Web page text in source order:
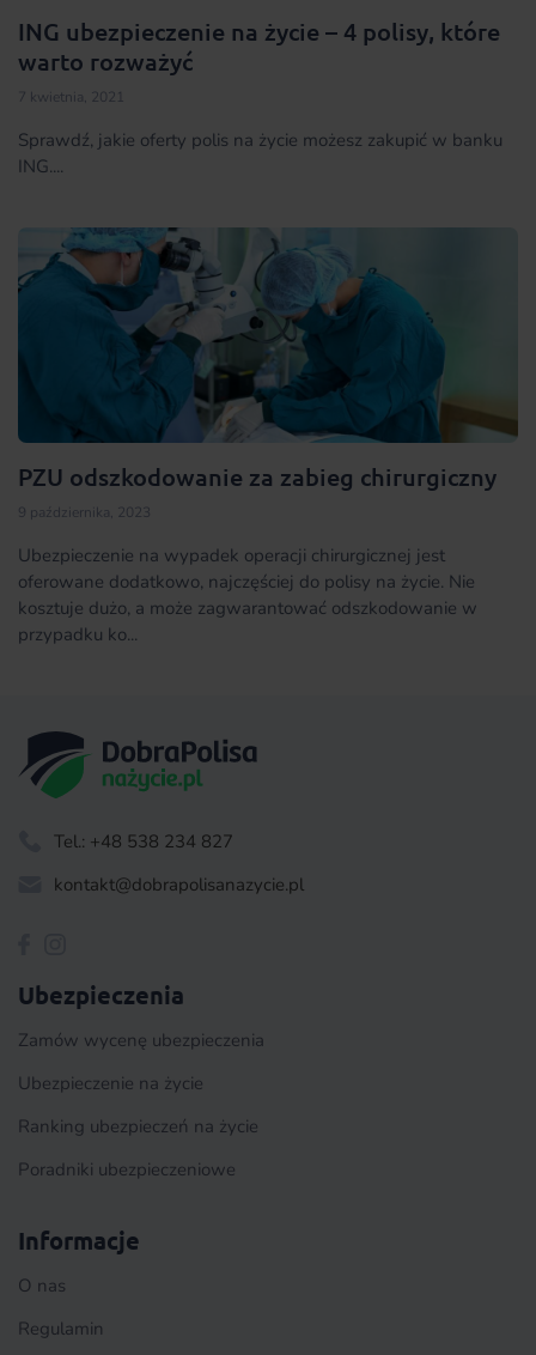
ING ubezpieczenie na życie – 4 polisy, które
warto rozważyć
7 kwietnia, 2021
Sprawdź, jakie oferty polis na życie możesz zakupić w banku
ING....
PZU odszkodowanie za zabieg chirurgiczny
9 października, 2023
Ubezpieczenie na wypadek operacji chirurgicznej jest
oferowane dodatkowo, najczęściej do polisy na życie. Nie
kosztuje dużo, a może zagwarantować odszkodowanie w
przypadku ko...
Tel.: +48 538 234 827
kontakt@dobrapolisanazycie.pl
Ubezpieczenia
Zamów wycenę ubezpieczenia
Ubezpieczenie na życie
Ranking ubezpieczeń na życie
Poradniki ubezpieczeniowe
Informacje
O nas
Regulamin